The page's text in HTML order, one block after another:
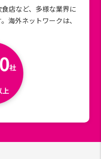
店など、多様な業界に
海外ネットワークは、